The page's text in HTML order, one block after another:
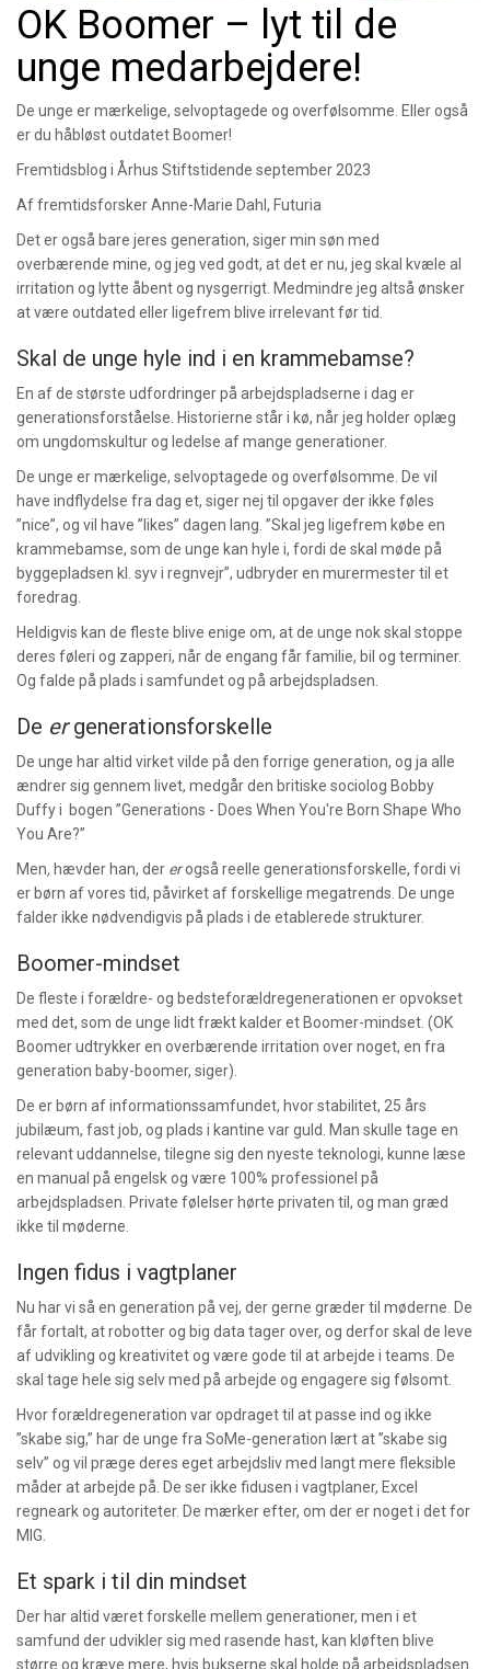
OK Boomer – lyt til de
unge medarbejdere!
De unge er mærkelige, selvoptagede og overfølsomme. Eller også
er du håbløst outdatet Boomer!
Fremtidsblog i Århus Stiftstidende september 2023
Af fremtidsforsker Anne-Marie Dahl, Futuria
Det er også bare jeres generation, siger min søn med
overbærende mine, og jeg ved godt, at det er nu, jeg skal kvæle al
irritation og lytte åbent og nysgerrigt. Medmindre jeg altså ønsker
at være outdated eller ligefrem blive irrelevant før tid.
Skal de unge hyle ind i en krammebamse?
En af de største udfordringer på arbejdspladserne i dag er
generationsforståelse. Historierne står i kø, når jeg holder oplæg
om ungdomskultur og ledelse af mange generationer.
De unge er mærkelige, selvoptagede og overfølsomme. De vil
have indflydelse fra dag et, siger nej til opgaver der ikke føles
”nice”, og vil have ”likes” dagen lang. ”Skal jeg ligefrem købe en
krammebamse, som de unge kan hyle i, fordi de skal møde på
byggepladsen kl. syv i regnvejr”, udbryder en murermester til et
foredrag.
Heldigvis kan de fleste blive enige om, at de unge nok skal stoppe
deres føleri og zapperi, når de engang får familie, bil og terminer.
Og falde på plads i samfundet og på arbejdspladsen.
De ergenerationsforskelle
De unge har altid virket vilde på den forrige generation, og ja alle
ændrer sig gennem livet, medgår den britiske sociolog Bobby
Duffy i bogen ”Generations - Does When You're Born Shape Who
You Are?”
Men, hævder han, der erogså reelle generationsforskelle, fordi vi
er børn af vores tid, påvirket af forskellige megatrends. De unge
falder ikke nødvendigvis på plads i de etablerede strukturer.
Boomer-mindset
De fleste i forældre- og bedsteforældregenerationen er opvokset
med det, som de unge lidt frækt kalder et Boomer-mindset. (OK
Boomer udtrykker en overbærende irritation over noget, en fra
generation baby-boomer, siger).
De er børn af informationssamfundet, hvor stabilitet, 25 års
jubilæum, fast job, og plads i kantine var guld. Man skulle tage en
relevant uddannelse, tilegne sig den nyeste teknologi, kunne læse
en manual på engelsk og være 100% professionel på
arbejdspladsen. Private følelser hørte privaten til, og man græd
ikke til møderne.
Ingen fidus i vagtplaner
Nu har vi så en generation på vej, der gerne græder til møderne. De
får fortalt, at robotter og big data tager over, og derfor skal de leve
af udvikling og kreativitet og være gode til at arbejde i teams. De
skal tage hele sig selv med på arbejde og engagere sig følsomt.
Hvor forældregeneration var opdraget til at passe ind og ikke
”skabe sig,” har de unge fra SoMe-generation lært at ”skabe sig
selv” og vil præge deres eget arbejdsliv med langt mere fleksible
måder at arbejde på. De ser ikke fidusen i vagtplaner, Excel
regneark og autoriteter. De mærker efter, om der er noget i det for
MIG.
Et spark i til din mindset
Der har altid været forskelle mellem generationer, men i et
samfund der udvikler sig med rasende hast, kan kløften blive
større og kræve mere, hvis bukserne skal holde på arbejdspladsen.